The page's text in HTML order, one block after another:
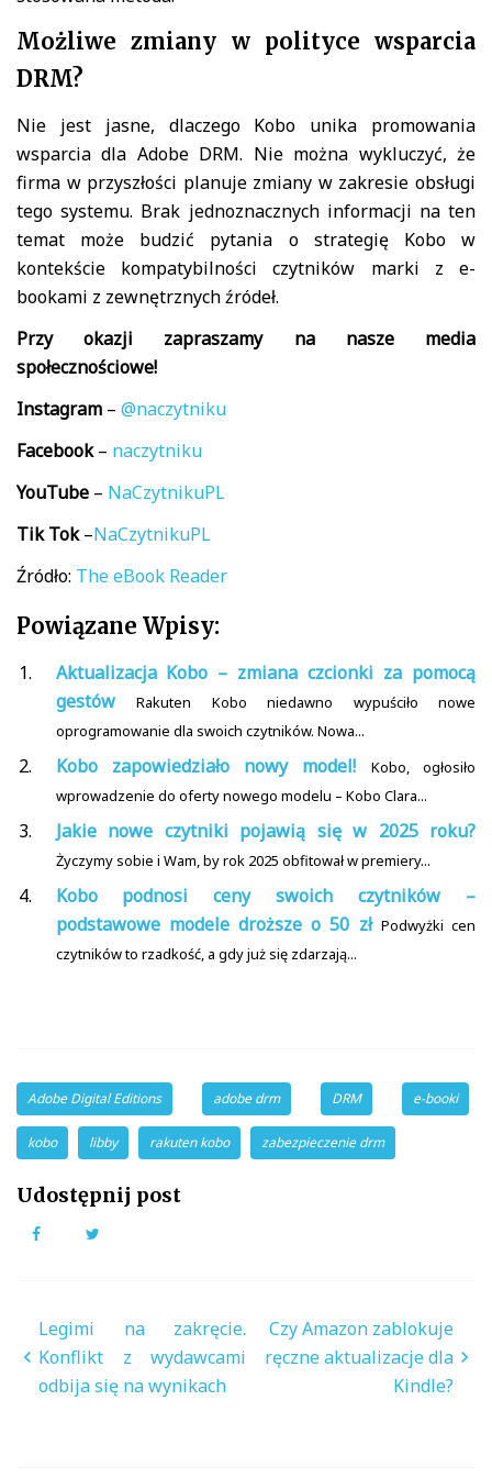
Możliwe zmiany w polityce wsparcia
DRM?
Nie jest jasne, dlaczego Kobo unika promowania
wsparcia dla Adobe DRM. Nie można wykluczyć, że
firma w przyszłości planuje zmiany w zakresie obsługi
tego systemu. Brak jednoznacznych informacji na ten
temat może budzić pytania o strategię Kobo w
kontekście kompatybilności czytników marki z e-
bookami z zewnętrznych źródeł.
Przy okazji zapraszamy na nasze media
społecznościowe!
Instagram – @naczytniku
Facebook– naczytniku
YouTube – NaCzytnikuPL
Tik Tok–NaCzytnikuPL
Źródło: The eBook Reader
Powiązane Wpisy:
Aktualizacja Kobo – zmiana czcionki za pomocą
gestów
Rakuten Kobo niedawno wypuściło nowe
oprogramowanie dla swoich czytników. Nowa...
Kobo zapowiedziało nowy model!
Kobo, ogłosiło
wprowadzenie do oferty nowego modelu – Kobo Clara...
Jakie nowe czytniki pojawią się w 2025 roku?
Życzymy sobie i Wam, by rok 2025 obfitował w premiery...
Kobo podnosi ceny swoich czytników –
podstawowe modele droższe o 50 zł Podwyżki cen
czytników to rzadkość, a gdy już się zdarzają...
Adobe Digital Editions adobe drm DRM e-booki
kobo libby rakuten kobo zabezpieczenie drm
Udostępnij post
Facebook
Nawigacja
wpisu
Legimi na zakręcie.
Konflikt z wydawcami
odbija się na wynikach
Czy Amazon zablokuje
ręczne aktualizacje dla
Kindle?